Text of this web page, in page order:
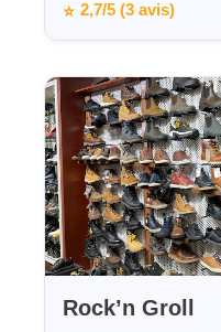
⭐ 2,7/5 (3 avis)
Rock’n Groll